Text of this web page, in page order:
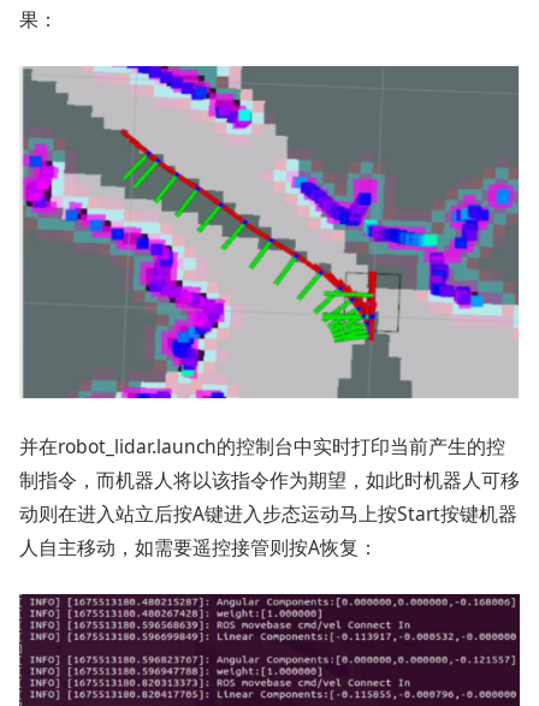
果：
并在robot_lidar.launch的控制台中实时打印当前产生的控
制指令，而机器人将以该指令作为期望，如此时机器人可移
动则在进入站立后按A键进入步态运动马上按Start按键机器
人自主移动，如需要遥控接管则按A恢复：